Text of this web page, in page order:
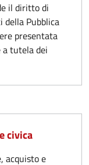
il diritto di
della Pubblica
presentata
tutela dei
civica
acquisto e